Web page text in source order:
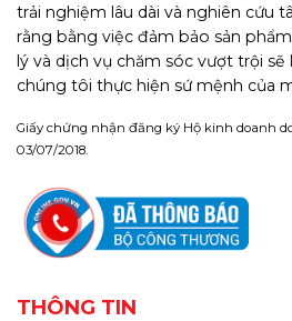
trải nghiệm lâu dài và nghiên cứu
rằng bằng việc đảm bảo sản
lý và dịch vụ chăm sóc vượt trội
chúng tôi thực hiện sứ mệnh của
Giấy chứng nhận đăng ký Hộ kinh doanh
03/07/2018.
THÔNG TIN